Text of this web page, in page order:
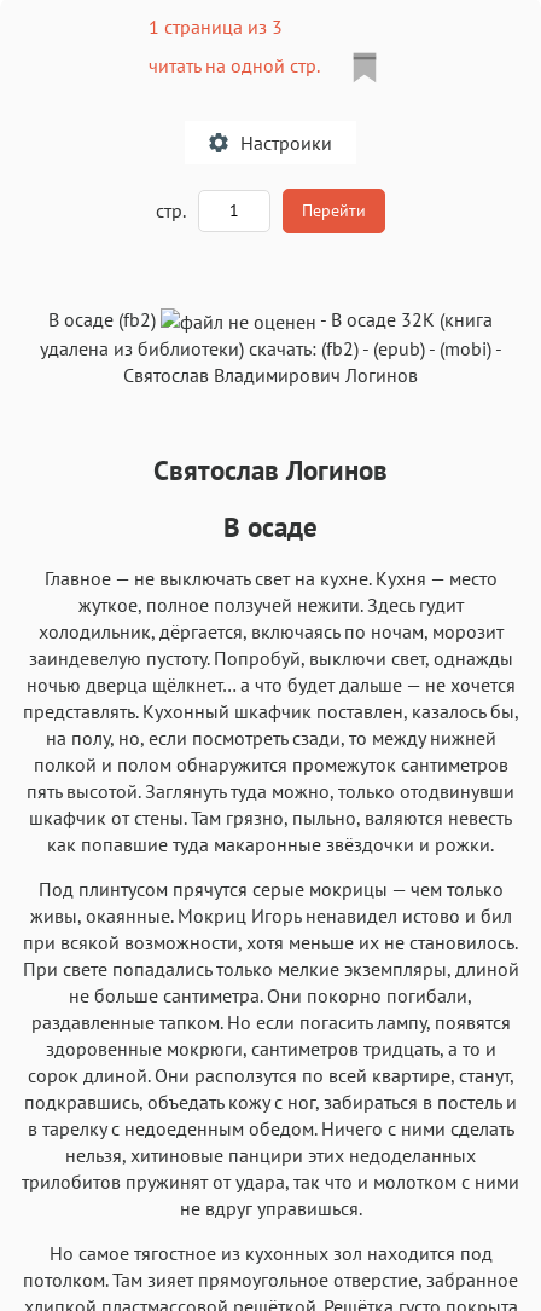
1 страница из 3
читать на одной стр.
Настроики
Аа Аа
Аа
Iowan San Francisco Аа
SF Serif Аа
New York
Аа
Helvetica Neue
Аа
Arial Аа
Georgia
Аа
Times New Roman
Аа
Courier
Аа
Courier New
Аа
Menlo
Аа
SF Mono
стр. Перейти
В осаде (fb2) - В осаде 32K (книга
удалена из библиотеки) скачать: (fb2)- (epub)- (mobi)-
Святослав Владимирович Логинов
Святослав Логинов
В осаде
Главное — не выключать свет на кухне. Кухня — место
жуткое, полное ползучей нежити. Здесь гудит
холодильник, дёргается, включаясь по ночам, морозит
заиндевелую пустоту. Попробуй, выключи свет, однажды
ночью дверца щёлкнет… а что будет дальше — не хочется
представлять. Кухонный шкафчик поставлен, казалось бы,
на полу, но, если посмотреть сзади, то между нижней
полкой и полом обнаружится промежуток сантиметров
пять высотой. Заглянуть туда можно, только отодвинувши
шкафчик от стены. Там грязно, пыльно, валяются невесть
как попавшие туда макаронные звёздочки и рожки.
Под плинтусом прячутся серые мокрицы — чем только
живы, окаянные. Мокриц Игорь ненавидел истово и бил
при всякой возможности, хотя меньше их не становилось.
При свете попадались только мелкие экземпляры, длиной
не больше сантиметра. Они покорно погибали,
раздавленные тапком. Но если погасить лампу, появятся
здоровенные мокрюги, сантиметров тридцать, а то и
сорок длиной. Они расползутся по всей квартире, станут,
подкравшись, объедать кожу с ног, забираться в постель и
в тарелку с недоеденным обедом. Ничего с ними сделать
нельзя, хитиновые панцири этих недоделанных
трилобитов пружинят от удара, так что и молотком с ними
не вдруг управишься.
Но самое тягостное из кухонных зол находится под
потолком. Там зияет прямоугольное отверстие, забранное
хлипкой пластмассовой решёткой. Решётка густо покрыта